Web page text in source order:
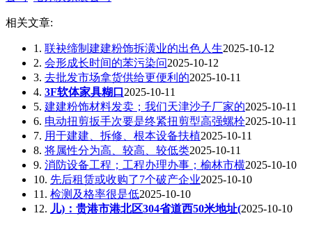
相关文章:
1. 联袂缔制建建粉饰拆潢业的出色人生2025-10-12
2. 会形成长时间的苯污染问2025-10-12
3. 去批发市场拿货供给更便利的2025-10-11
4. 3F软体家具糊口 2025-10-11
5. 建建粉饰材料发卖；我们天津沙子厂家的2025-10-11
6. 电动扭剪扳手次要是终紧扭剪型高强螺栓2025-10-11
7. 用于建建、拆修、根本设备扶植2025-10-11
8. 将属性分为高、较高、较低类2025-10-11
9. 消防设备工程；工程办理办事；榆林市横2025-10-10
10. 先后租赁或收购了7个破产企业2025-10-10
11. 检测及格率很是低2025-10-10
12. 儿)：贵港市港北区304省道西50米地址(2025-10-10